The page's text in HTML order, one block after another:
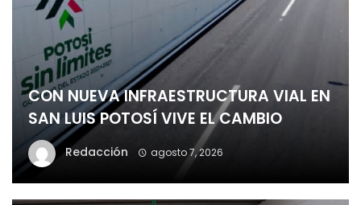
CON NUEVA INFRAESTRUCTURA VIAL EN
SAN LUIS POTOSÍ VIVE EL CAMBIO
Redacción agosto 7, 2026